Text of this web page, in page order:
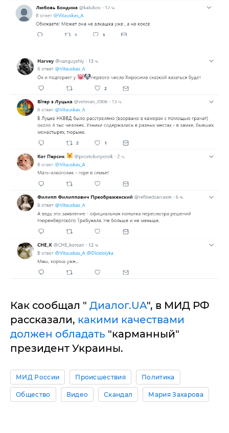
Как сообщал " Диалог.UA", в МИД РФ
рассказали, какими качествами
должен обладать "карманный"
президент Украины.
МИД России Происшествия Политика
Общество Видео Скандал Мария Захарова